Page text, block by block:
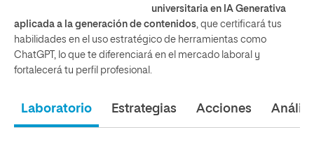
universitaria en IA Generativa
aplicada a la generación de contenidos, que certificará tus
habilidades en el uso estratégico de herramientas como
ChatGPT, lo que te diferenciará en el mercado laboral y
fortalecerá tu perfil profesional.
Laboratorio Estrategias Acciones